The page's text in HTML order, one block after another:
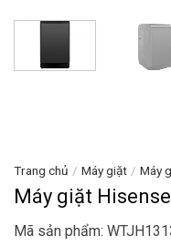
Trang chủ / Máy giặt / Máy
Máy giặt
Mã sản phẩm: